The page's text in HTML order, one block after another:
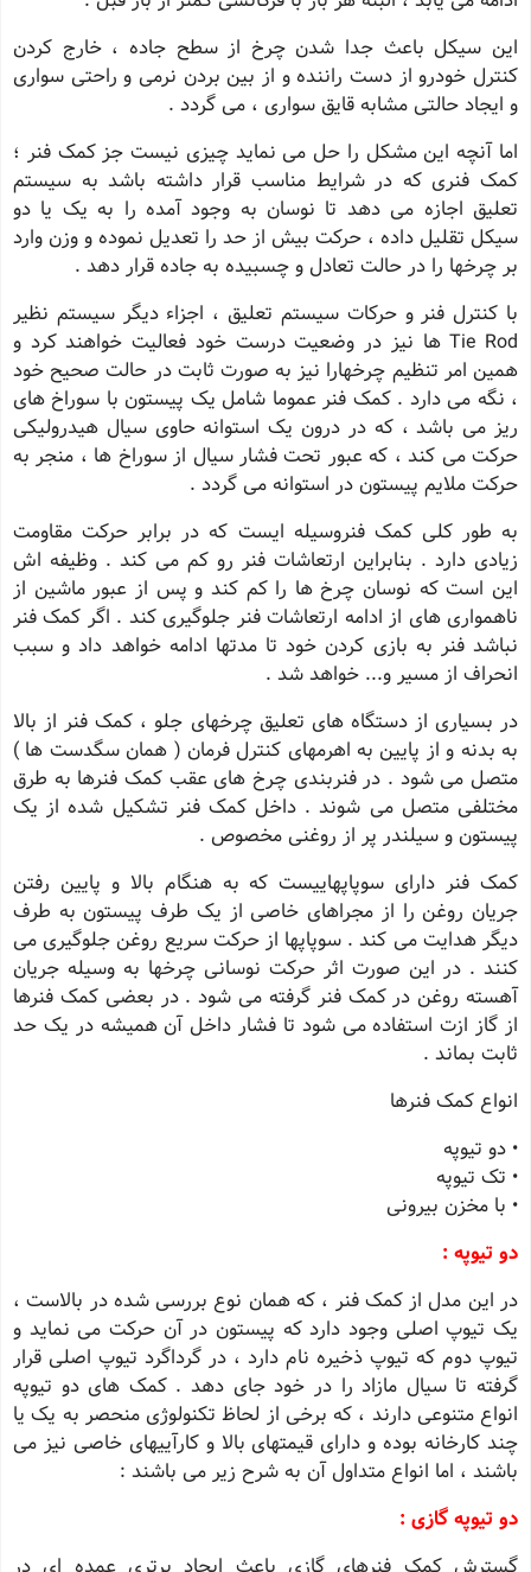
این سیکل باعث جدا شدن چرخ از سطح جاده ، خارج کردن
کنترل خودرو از دست راننده و از بین بردن نرمی و راحتی سواری
و ایجاد حالتی مشابه قایق سواری ، می گردد .
اما آنچه این مشکل را حل می نماید چیزی نیست جز کمک فنر ؛
کمک فنری که در شرایط مناسب قرار داشته باشد به سیستم
تعلیق اجازه می دهد تا نوسان به وجود آمده را به یک یا دو
سیکل تقلیل داده ، حرکت بیش از حد را تعدیل نموده و وزن وارد
بر چرخها را در حالت تعادل و چسبیده به جاده قرار دهد .
با کنترل فنر و حرکات سیستم تعلیق ، اجزاء دیگر سیستم نظیر
Tie Rod ها نیز در وضعیت درست خود فعالیت خواهند کرد و
همین امر تنظیم چرخهارا نیز به صورت ثابت در حالت صحیح خود
، نگه می دارد . کمک فنر عموما شامل یک پیستون با سوراخ های
ریز می باشد ، که در درون یک استوانه حاوی سیال هیدرولیکی
حرکت می کند ، که عبور تحت فشار سیال از سوراخ ها ، منجر به
حرکت ملایم پیستون در استوانه می گردد .
به طور کلی کمک فنروسیله ایست که در برابر حرکت مقاومت
زیادی دارد . بنابراین ارتعاشات فنر رو کم می کند . وظیفه اش
این است که نوسان چرخ ها را کم کند و پس از عبور ماشین از
ناهمواری های از ادامه ارتعاشات فنر جلوگیری کند . اگر کمک فنر
نباشد فنر به بازی کردن خود تا مدتها ادامه خواهد داد و سبب
انحراف از مسیر و... خواهد شد .
در بسیاری از دستگاه های تعلیق چرخهای جلو ، کمک فنر از بالا
به بدنه و از پایین به اهرمهای کنترل فرمان ( همان سگدست ها )
متصل می شود . در فنربندی چرخ های عقب کمک فنرها به طرق
مختلفی متصل می شوند . داخل کمک فنر تشکیل شده از یک
پیستون و سیلندر پر از روغنی مخصوص .
کمک فنر دارای سوپاپهاییست که به هنگام بالا و پایین رفتن
جریان روغن را از مجراهای خاصی از یک طرف پیستون به طرف
دیگر هدایت می کند . سوپاپها از حرکت سریع روغن جلوگیری می
کنند . در این صورت اثر حرکت نوسانی چرخها به وسیله جریان
آهسته روغن در کمک فنر گرفته می شود . در بعضی کمک فنرها
از گاز ازت استفاده می شود تا فشار داخل آن همیشه در یک حد
ثابت بماند .
انواع کمک فنرها
• دو تیوپه
• تک تیوپه
• با مخزن بیرونی
دو تیوپه :
در این مدل از کمک فنر ، که همان نوع بررسی شده در بالاست ،
یک تیوپ اصلی وجود دارد که پیستون در آن حرکت می نماید و
تیوپ دوم که تیوپ ذخیره نام دارد ، در گرداگرد تیوپ اصلی قرار
گرفته تا سیال مازاد را در خود جای دهد . کمک های دو تیوپه
انواع متنوعی دارند ، که برخی از لحاظ تکنولوژی منحصر به یک یا
چند کارخانه بوده و دارای قیمتهای بالا و کارآییهای خاصی نیز می
باشند ، اما انواع متداول آن به شرح زیر می باشند :
دو تیوپه گازی :